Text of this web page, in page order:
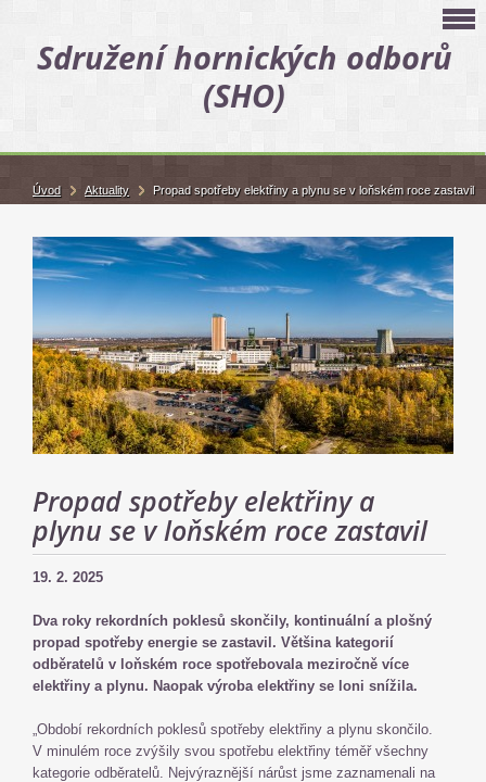
Sdružení hornických odborů
(SHO)
Propad spotřeby elektřiny a
plynu se v loňském roce zastavil
19. 2. 2025
Dva roky rekordních poklesů skončily, kontinuální a plošný
propad spotřeby energie se zastavil. Většina kategorií
odběratelů v loňském roce spotřebovala meziročně více
elektřiny a plynu. Naopak výroba elektřiny se loni snížila.
„Období rekordních poklesů spotřeby elektřiny a plynu skončilo.
V minulém roce zvýšily svou spotřebu elektřiny téměř všechny
kategorie odběratelů. Nejvýraznější nárůst jsme zaznamenali na
Úvod Aktuality Propad spotřeby elektřiny a plynu se v loňském roce zastavil